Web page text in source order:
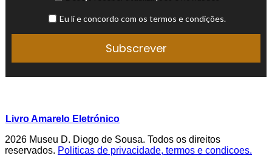
Livro Amarelo Eletrónico
2026 Museu D. Diogo de Sousa. Todos os direitos
reservados. Politicas de privacidade, termos e condicoes.